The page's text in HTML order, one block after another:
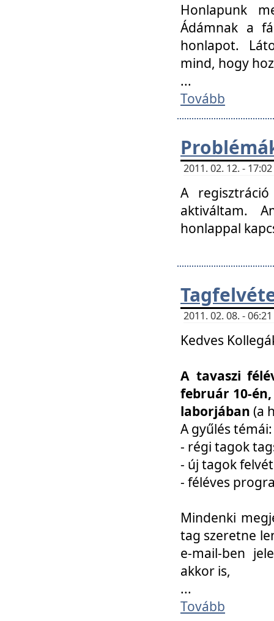
Honlapunk
Ádámnak a
honlapot.
mind, hogy
...
Tovább
2011. 02. 12. -
A
aktiváltam.
honlappal
2011. 02. 08. -
Kedves
A tavaszi
február 10-
laborjában (a
A gyűlés témái:
- régi tagok
- új tagok
- féléves
Mindenki
tag szeretne
e-mail-ben
akkor is,
...
Tovább